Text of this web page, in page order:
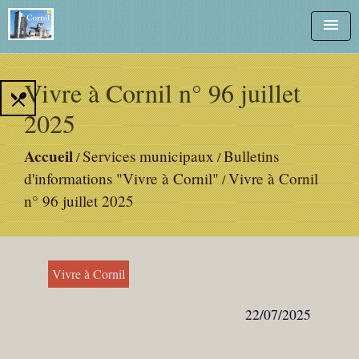
menu
Vivre à Cornil n° 96 juillet
2025
Accueil/Services municipaux/Bulletins
d'informations "Vivre à Cornil"/Vivre à Cornil
n° 96 juillet 2025
local_dining
Vivre à Cornil
22/07/2025